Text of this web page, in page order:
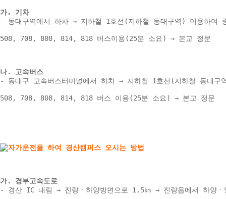
가. 기차
- 동대구역에서 하차 → 지하철 1호선(지하철 동대구역) 이용하
508, 708, 808, 814, 818 버스이용(25분 소요) → 본교 정문
나. 고속버스
- 동대구 고속버스터미널에서 하차 → 지하철 1호선(지하철 동대
508, 708, 808, 814, 818 버스 이용(25분 소요) → 본교 정문
가. 경부고속도로
- 경산 IC 내림 → 진량ㆍ하양방면으로 1.5㎞ → 진량읍에서 하양